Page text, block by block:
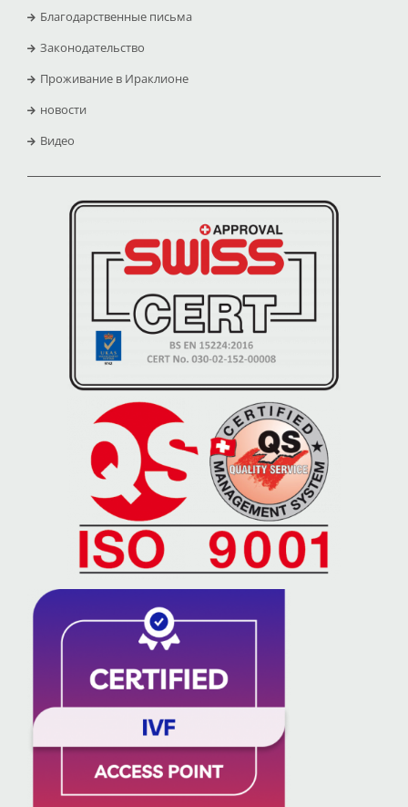
Благодарственные письма
Законодательство
Проживание в Ираклионе
новости
Видео